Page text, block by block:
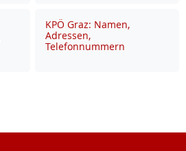
KPÖ Graz: Namen,
Adressen,
Telefonnummern